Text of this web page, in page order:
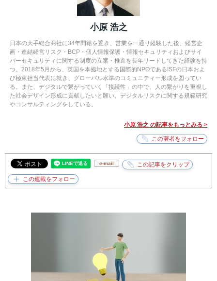
小原 浩之
日本の大手総合商社に34年間籍を置き、営業を一通り経験した後、経営企
画・連結経営リスク・BCP・個人情報保護・情報セキュリティおよびサイ
バーセキュリティに関する制度の立案・推進を長年リードしてきた経験を持
つ。2018年5月から、英国を本拠地とする国際的NPOであるISFの日本およ
び極東担当代表に就き、グローバル水準のコミュニティー形成を図ってい
る。また、デジタルで繋がっていく「接続性」の中で、人の繋がりを重視し
た社会デザイン形成に貢献したいと願い、デジタルリスクに関する規範研究
やコンサルティングをしている。
小原 浩之 の記事をもっとみる >
e-mail